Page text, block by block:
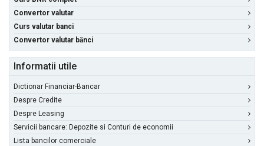
Convertor valutar
Curs valutar banci
Convertor valutar bănci
Informatii utile
Dictionar Financiar-Bancar
Despre Credite
Despre Leasing
Servicii bancare: Depozite si Conturi de economii
Lista bancilor comerciale